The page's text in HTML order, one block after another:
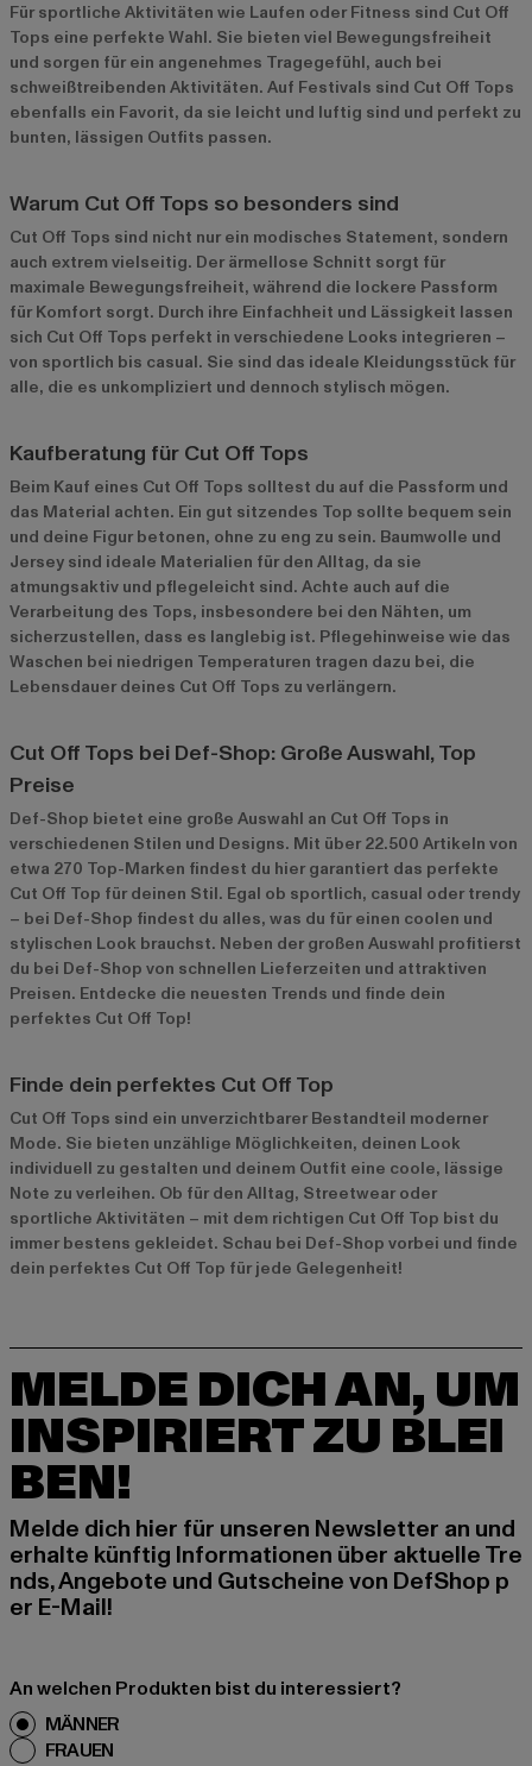
Für sportliche Aktivitäten wie Laufen oder Fitness sind Cut Off
Tops eine perfekte Wahl. Sie bieten viel Bewegungsfreiheit
und sorgen für ein angenehmes Tragegefühl, auch bei
schweißtreibenden Aktivitäten. Auf Festivals sind Cut Off Tops
ebenfalls ein Favorit, da sie leicht und luftig sind und perfekt zu
bunten, lässigen Outfits passen.
Warum Cut Off Tops so besonders sind
Cut Off Tops sind nicht nur ein modisches Statement, sondern
auch extrem vielseitig. Der ärmellose Schnitt sorgt für
maximale Bewegungsfreiheit, während die lockere Passform
für Komfort sorgt. Durch ihre Einfachheit und Lässigkeit lassen
sich Cut Off Tops perfekt in verschiedene Looks integrieren –
von sportlich bis casual. Sie sind das ideale Kleidungsstück für
alle, die es unkompliziert und dennoch stylisch mögen.
Kaufberatung für Cut Off Tops
Beim Kauf eines Cut Off Tops solltest du auf die Passform und
das Material achten. Ein gut sitzendes Top sollte bequem sein
und deine Figur betonen, ohne zu eng zu sein. Baumwolle und
Jersey sind ideale Materialien für den Alltag, da sie
atmungsaktiv und pflegeleicht sind. Achte auch auf die
Verarbeitung des Tops, insbesondere bei den Nähten, um
sicherzustellen, dass es langlebig ist. Pflegehinweise wie das
Waschen bei niedrigen Temperaturen tragen dazu bei, die
Lebensdauer deines Cut Off Tops zu verlängern.
Cut Off Tops bei Def-Shop: Große Auswahl, Top
Preise
Def-Shop bietet eine große Auswahl an Cut Off Tops in
verschiedenen Stilen und Designs. Mit über 22.500 Artikeln von
etwa 270 Top-Marken findest du hier garantiert das perfekte
Cut Off Top für deinen Stil. Egal ob sportlich, casual oder trendy
– bei Def-Shop findest du alles, was du für einen coolen und
stylischen Look brauchst. Neben der großen Auswahl profitierst
du bei Def-Shop von schnellen Lieferzeiten und attraktiven
Preisen. Entdecke die neuesten Trends und finde dein
perfektes Cut Off Top!
Finde dein perfektes Cut Off Top
Cut Off Tops sind ein unverzichtbarer Bestandteil moderner
Mode. Sie bieten unzählige Möglichkeiten, deinen Look
individuell zu gestalten und deinem Outfit eine coole, lässige
Note zu verleihen. Ob für den Alltag, Streetwear oder
sportliche Aktivitäten – mit dem richtigen Cut Off Top bist du
immer bestens gekleidet. Schau bei Def-Shop vorbei und finde
dein perfektes Cut Off Top für jede Gelegenheit!
MELDE DICH AN, UM
INSPIRIERT ZU BLEI
BEN!
Melde dich hier für unseren Newsletter an und
erhalte künftig Informationen über aktuelle Tre
nds, Angebote und Gutscheine von DefShop p
er E-Mail!
An welchen Produkten bist du interessiert?
MÄNNER
FRAUEN